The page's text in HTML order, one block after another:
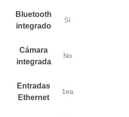
Bluetooth
integrado
Sí
Cámara
integrada
No
Entradas
Ethernet
1ea